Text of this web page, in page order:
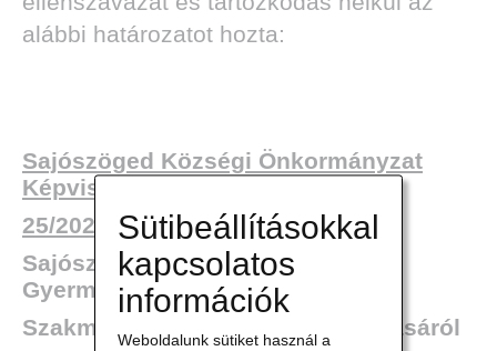
alábbi határozatot hozta:
Sajószöged Községi Önkormányzat
Képviselő-testülete
25/2020.(VI.25.) határozata
Sajószöged község Család- és
Gyermekjóléti Szolgálata
Szakmai programjának jóváhagyásáról
Sütibeállításokkal
kapcsolatos
információk
Weboldalunk sütiket használ a